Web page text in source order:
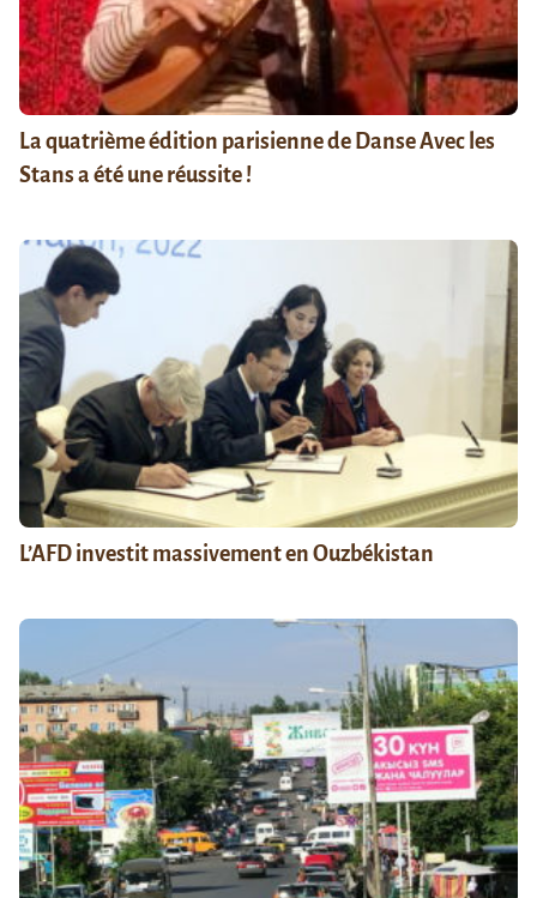
La quatrième édition parisienne de Danse Avec les
Stans a été une réussite !
L’AFD investit massivement en Ouzbékistan